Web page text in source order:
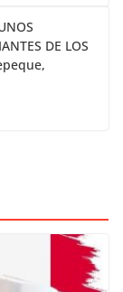
DE LOS